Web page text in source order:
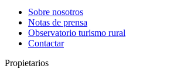
Sobre nosotros
Notas de prensa
Observatorio turismo rural
Contactar
Propietarios